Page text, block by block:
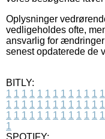
Oplysninger
vedligeholdes ofte,
ansvarlig for
senest opdaterede de
BITLY:
1 1 1 1 1 1 1 1 1 1 1 1 1
1 1 1 1 1 1 1 1 1 1 1 1 1
1 1 1 1 1 1 1 1 1 1 1 1 1
1
SPOTIFY: